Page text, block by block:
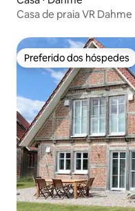
Casa de praia VR Dahme
Preferido dos hóspedes
Preferido dos hóspedes